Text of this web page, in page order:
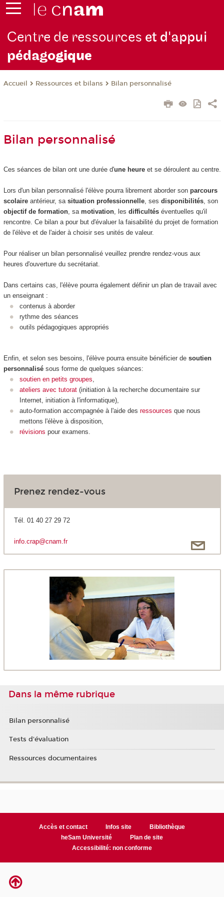
Centre de ressources et d'appui
pédagogique
Accueil Ressources et bilans Bilan personnalisé
Bilan personnalisé
Ces séances de bilan ont une durée d'une heureet se déroulent au centre.
Lors d'un bilan personnalisé l'élève pourra librement aborder son parcours
scolaireantérieur, sa situation professionnelle, ses disponibilités, son
objectif de formation, sa motivation, les difficultés éventuelles qu'il
rencontre. Ce bilan a pour but d'évaluer la faisabilité du projet de formation
de l'élève et de l'aider à choisir ses unités de valeur.
Pour réaliser un bilan personnalisé veuillez prendre rendez-vous aux
heures d'ouverture du secrétariat.
Dans certains cas, l'élève pourra également définir un plan de travail avec
un enseignant :
contenus à aborder
rythme des séances
outils pédagogiques appropriés
Enfin, et selon ses besoins, l'élève pourra ensuite bénéficier de soutien
personnalisé sous forme de quelques séances:
soutien en petits groupes
ateliers avec tutorat (initiation à la recherche documentaire sur
Internet, initiation à l'informatique),
auto-formation accompagnée à l'aide des ressources que nous
mettons l'élève à disposition,
révisions pour examens.
Prenez rendez-vous
Tél. 01 40 27 29 72
info.crap@cnam.fr
Dans la même rubrique
Bilan personnalisé
Tests d'évaluation
Ressources documentaires
Accès et contact Infos site
Bibliothèque
heSam Université
Plan de site
Accessibilité: non conforme